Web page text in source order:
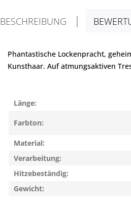
BESCHREIBUNG
Phantastische Lockenpracht,
Kunsthaar. Auf atmungsaktiven
Länge:
Farbton:
Material:
Verarbeitung:
Hitzebeständig:
Gewicht: